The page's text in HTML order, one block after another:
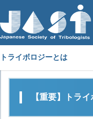
トライボロジーとは
【重要】トラ